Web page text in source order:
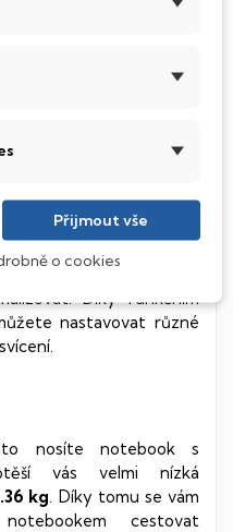
klávesnice,která
a navíc usnadní
Díky funkčním
nastavovat různé
nosíte notebook s
vás velmi nízká
kg . Díky tomu se vám
cestovat
Přijmout vše
o cookies